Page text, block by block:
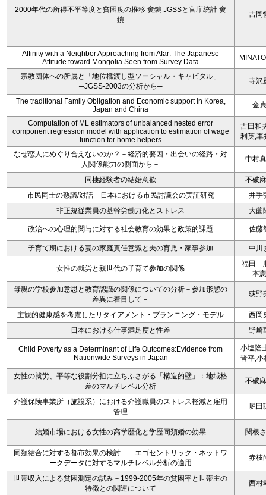
2000年代の所得不平等度と貧困度の推移 窶鐀 JGSSと官庁統計 窶
鐀
吉岡
Affinity with a Neighbor Approaching from Afar: The Japanese
Attitude toward Mongolia Seen from Survey Data
宗教団体への所属と「地位橋渡し型ソーシャル・キャピタル」
─JGSS-2003の分析から─
寺沢
The traditional Family Obligation and Economic support in Korea,
Japan and China
金
Computation of ML estimators of unbalanced nested error
component regression model with application to estimation of wage
function for home helpers
吉田和
利英,車
なぜ恋人にめぐり合えないのか？－経済的要因・出会いの経路・対
人関係能力の側面から－
中村
同棲経験者の結婚意欲
不破
市民同士の熟議/対話 日本における市民討議会の実証研究
井手
非正規従業員の基幹労働力化とストレス
大薗
政治への心理的関与に対する社会教育の効果と政策的課題 佐藤
子育て期における妻の家庭責任意識と夫の育児・家事参加 中川
女性の就労と親世代の子育て参加の関係
福田
本
母親の学校参加意思と教育認識の関係についての分析－参加形態の
差異に着目して－
荻野
主観的健康感を考慮したリタイアメント・プランニング・モデル
西岡
日本における仕事満足度と性差
野崎
Child Poverty as a Determinant of Life Outcomes:Evidence from
Nationwide Surveys in Japan
小塩隆
晋平,小
女性の就労、平等な役割分担に立ちふさがる「構造的壁」：地域格
差のマルチレベル分析
不破
介護保険事業所（施設系）における介護職員のストレス軽減と雇用
管理
堀田
結婚市場における女性の高学歴化と学歴同類婚の効果 関根
同類結合に対する都市効果の検討――エゴセントリック・ネットワ
ークデータに対するマルチレベル分析の適用
赤枝
世帯収入による貧困測定の試み－1999-2005年の貧困率と世帯主の
特徴との関連について
西村